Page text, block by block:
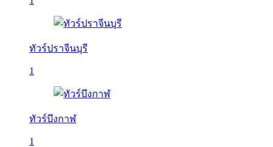
ทัวร์ปราจีนบุรี
1
ทัวร์บึงกาฬ
1